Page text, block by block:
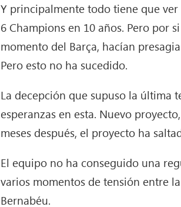
Y principalmente todo tiene que
6 Champions en 10 años. Pero por
momento del Barça, hacían
Pero esto no ha sucedido.
La decepción que supuso la última
esperanzas en esta. Nuevo
meses después, el proyecto ha
El equipo no ha conseguido una
varios momentos de tensión entre
Bernabéu.